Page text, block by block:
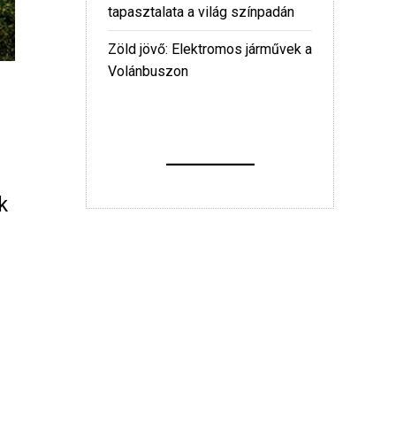
tapasztalata a világ színpadán
Zöld jövő: Elektromos járművek a
Volánbuszon